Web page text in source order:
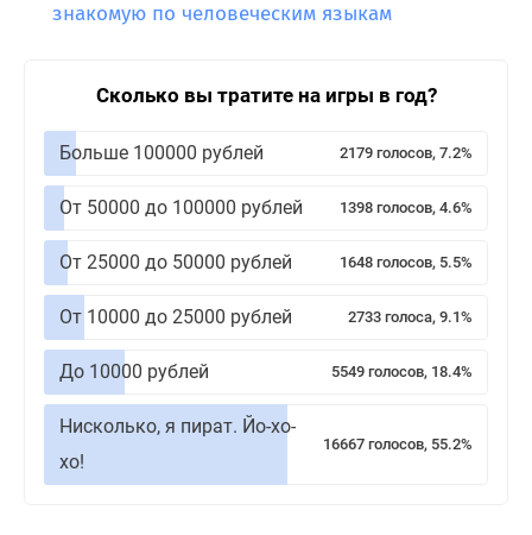
знакомую по человеческим языкам
Сколько вы тратите на игры в год?
Больше 100000 рублей 2179 голосов, 7.2%
От 50000 до 100000 рублей 1398 голосов, 4.6%
От 25000 до 50000 рублей 1648 голосов, 5.5%
От 10000 до 25000 рублей 2733 голоса, 9.1%
До 10000 рублей 5549 голосов, 18.4%
Нисколько, я пират. Йо-хо-
хо!
16667 голосов, 55.2%